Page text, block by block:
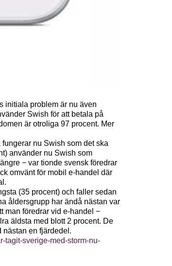
initiala problem är nu även
Swish för att betala på
är otroliga 97 procent. Mer
nu Swish som det ska
använder nu Swish som
− var tionde svensk föredrar
omvänt för mobil e-handel där
(35 procent) och faller sedan
åldersgrupp har ändå nästan var
man föredrar vid e-handel −
äldsta med blott 2 procent. De
nästan en fjärdedel.
tagit-sverige-med-storm-nu-